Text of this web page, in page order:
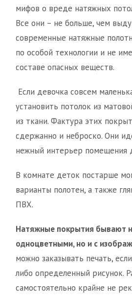
мифов о вреде натяжных
Все они – не больше, чем
современные натяжные
по особой технологии и не
составе опасных веществ.
Если девочка совсем
установить потолок из
из ткани. Фактура этих
сдержанно и неброско. Они
нежный интерьер помещения
В комнате деток постарше
варианты полотен, а также
ПВХ.
Натяжные покрытия бывают
одноцветными, но и с
можно заказывать печать,
либо определенный рисунок.
самостоятельно крайне не